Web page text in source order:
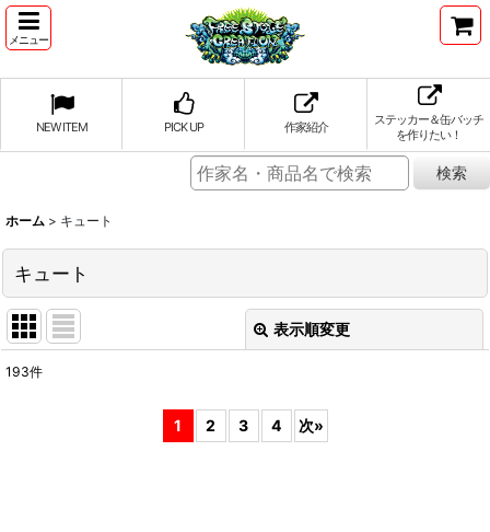
メニュー
NEW ITEM PICK UP 作家紹介
ステッカー＆缶バッチ
を作りたい！
ホーム > キュート
キュート
表示順変更
193件
1 2 3 4 次»